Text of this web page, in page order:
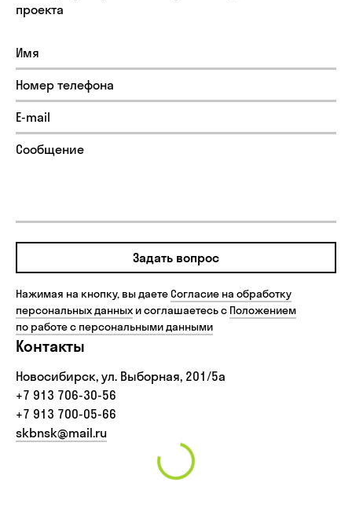
проекта
Задать вопрос
Нажимая на кнопку, вы даетеСогласие на обработку
персональных данных и соглашаетесь с Положением
по работе с персональными данными
Контакты
Новосибирск, ул. Выборная, 201/5а
+7 913 706-30-56‬
+7 913 700-05-66
skbnsk@mail.ru